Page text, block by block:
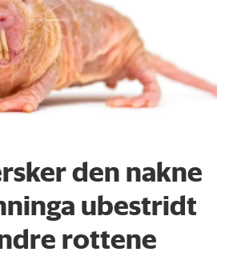
den nakne
ubestridt
rottene